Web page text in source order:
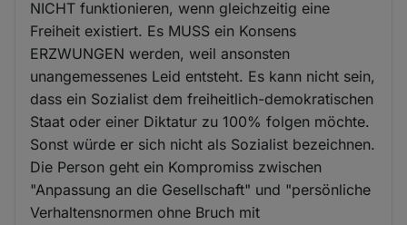
NICHT funktionieren, wenn gleichzeitig eine
Freiheit existiert. Es MUSS ein Konsens
ERZWUNGEN werden, weil ansonsten
unangemessenes Leid entsteht. Es kann nicht sein,
dass ein Sozialist dem freiheitlich-demokratischen
Staat oder einer Diktatur zu 100% folgen möchte.
Sonst würde er sich nicht als Sozialist bezeichnen.
Die Person geht ein Kompromiss zwischen
"Anpassung an die Gesellschaft" und "persönliche
Verhaltensnormen ohne Bruch mit